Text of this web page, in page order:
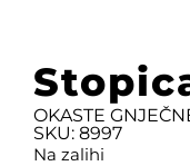
OKASTE
SKU: 8997
Na zalihi